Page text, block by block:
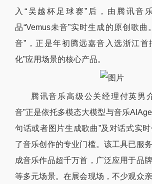
入“吴越杯足球赛”后，由腾讯音
品“Vemus未音”实时生成的原创歌曲
音”，正是年初腾远嘉音入选浙江首
化”应用场景的核心产品。
腾讯音乐高级公关经理付英男
音”正是依托多模态大模型与音乐
句话或者图片生成歌曲”及对话式实
了音乐创作的专业门槛。该工具已服
成音乐作品超千万首，广泛应用于品
等多元场景。在展会现场，不少观众